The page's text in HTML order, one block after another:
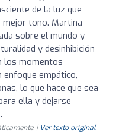
de la luz que
tono. Martina
sobre el mundo y
y desinhibición
los momentos
enfoque empático,
lo que hace que sea
ella y dejarse
| Ver texto original